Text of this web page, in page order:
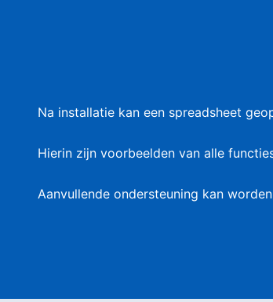
Na installatie kan een spreadsheet
Hierin zijn voorbeelden van alle
Aanvullende ondersteuning kan